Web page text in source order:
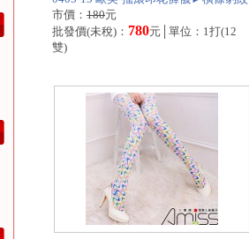
市價： 180元
批發價(未稅)： 780元│單位：1打(12
雙)